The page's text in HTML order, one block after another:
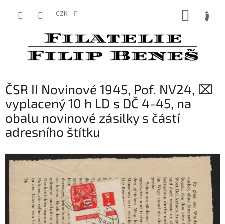
CZK
ČSR II Novinové 1945, Pof. NV24, ⌧
vyplacený 10 h LD s DČ 4-45, na
obalu novinové zásilky s částí
adresního štítku